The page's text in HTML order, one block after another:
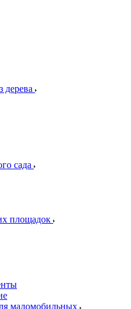
дерева
сада
площадок
маломобильных